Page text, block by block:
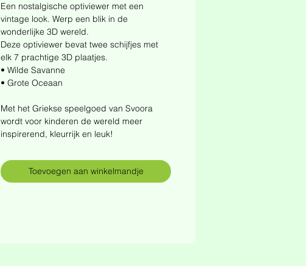
Een nostalgische optiviewer met een
vintage look. Werp een blik in de
wonderlijke 3D wereld.
Deze optiviewer bevat twee schijfjes met
elk 7 prachtige 3D plaatjes.
• Wilde Savanne
• Grote Oceaan
Met het Griekse speelgoed van Svoora
wordt voor kinderen de wereld meer
inspirerend, kleurrijk en leuk!
Toevoegen aan winkelmandje